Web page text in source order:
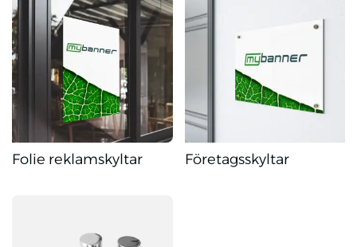
Folie reklamskyltar Företagsskyltar